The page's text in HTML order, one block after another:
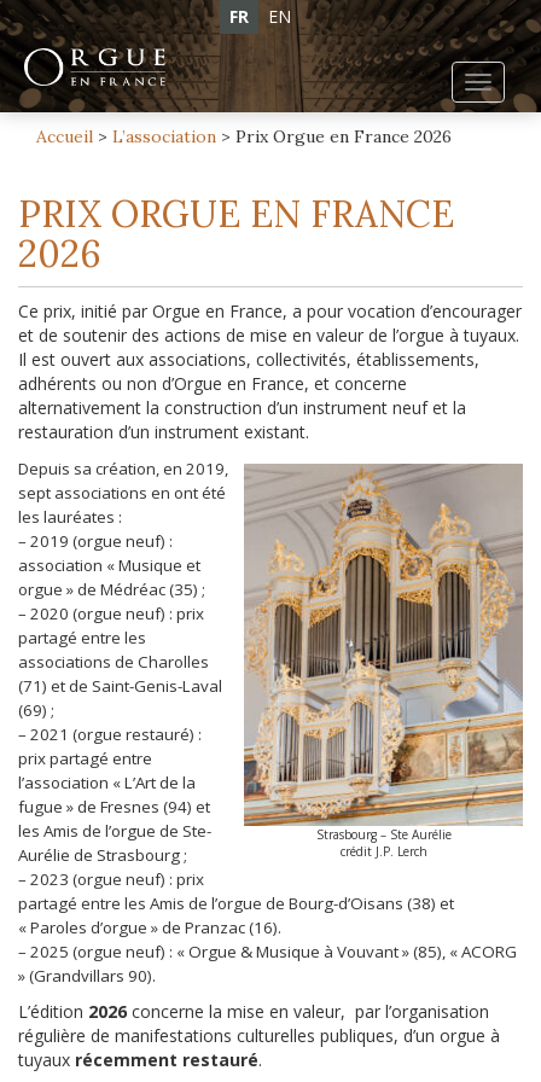
FR EN
Accueil > L’association > Prix Orgue en France 2026
PRIX ORGUE EN FRANCE
2026
Ce prix, initié par Orgue en France, a pour vocation d’encourager
et de soutenir des actions de mise en valeur de l’orgue à tuyaux.
Il est ouvert aux associations, collectivités, établissements,
adhérents ou non d’Orgue en France, et concerne
alternativement la construction d’un instrument neuf et la
restauration d’un instrument existant.
Strasbourg – Ste Aurélie
crédit J.P. Lerch
Depuis sa création, en 2019,
sept associations en ont été
les lauréates :
– 2019 (orgue neuf) :
association « Musique et
orgue » de Médréac (35) ;
– 2020 (orgue neuf) : prix
partagé entre les
associations de Charolles
(71) et de Saint-Genis-Laval
(69) ;
– 2021 (orgue restauré) :
prix partagé entre
l’association « L’Art de la
fugue » de Fresnes (94) et
les Amis de l’orgue de Ste-
Aurélie de Strasbourg ;
– 2023 (orgue neuf) : prix
partagé entre les Amis de l’orgue de Bourg-d’Oisans (38) et
« Paroles d’orgue » de Pranzac (16).
– 2025 (orgue neuf) : « Orgue & Musique à Vouvant » (85), « ACORG
» (Grandvillars 90).
L’édition 2026 concerne la mise en valeur, par l’organisation
régulière de manifestations culturelles publiques, d’un orgue à
tuyaux récemment restauré.